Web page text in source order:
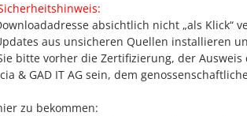
absichtlich nicht „als Klick“
aus unsicheren Quellen installieren
bitte vorher die Zertifizierung, der Ausweis
& GAD IT AG sein, dem
zu bekommen: